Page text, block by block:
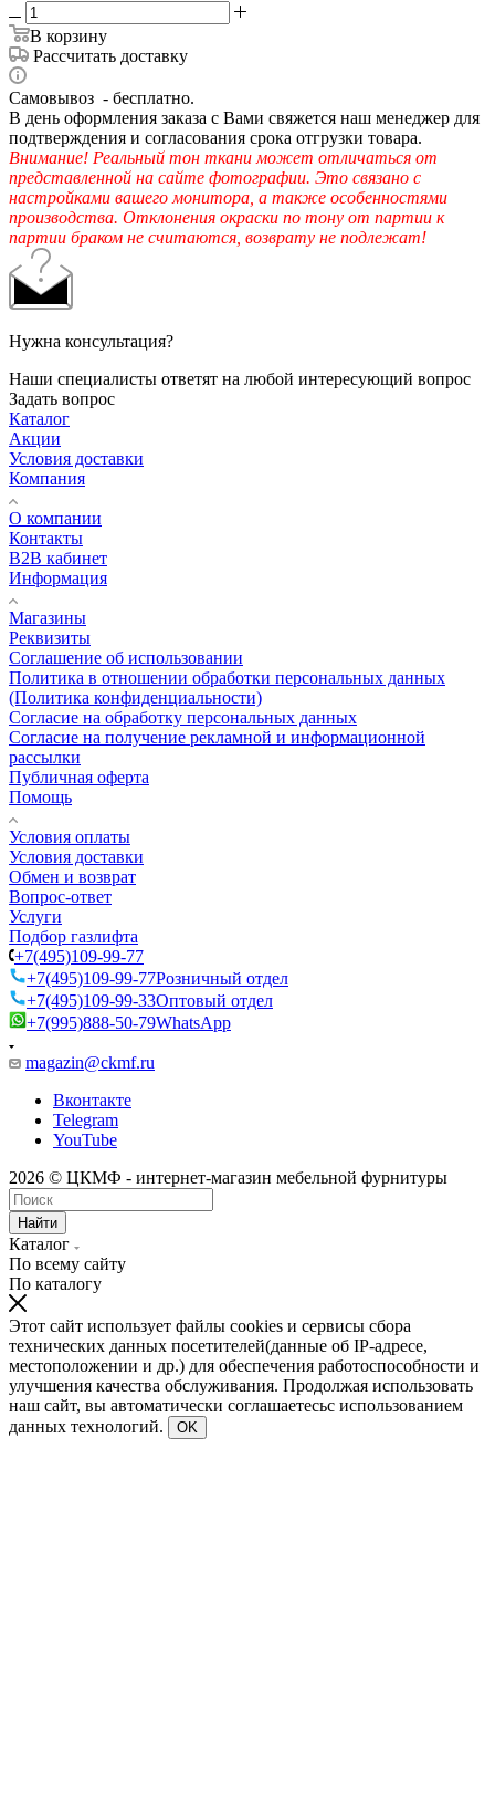
В корзину
Рассчитать доставку
Самовывоз - бесплатно.
В день оформления заказа с Вами свяжется наш менеджер для
подтверждения и согласования срока отгрузки товара.
Внимание! Реальный тон ткани может отличаться от
представленной на сайте фотографии. Это связано с
настройками вашего монитора, а также особенностями
производства. Отклонения окраски по тону от партии к
партии браком не считаются, возврату не подлежат!
Нужна консультация?
Наши специалисты ответят на любой интересующий вопрос
Задать вопрос
Каталог
Акции
Условия доставки
Компания
О компании
Контакты
B2B кабинет
Информация
Магазины
Реквизиты
Соглашение об использовании
Политика в отношении обработки персональных данных
(Политика конфиденциальности)
Согласие на обработку персональных данных
Согласие на получение рекламной и информационной
рассылки
Публичная оферта
Помощь
Условия оплаты
Условия доставки
Обмен и возврат
Вопрос-ответ
Услуги
Подбор газлифта
+7(495)109-99-77
+7(495)109-99-77Розничный отдел
+7(495)109-99-33Оптовый отдел
+7(995)888-50-79WhatsApp
magazin@ckmf.ru
Вконтакте
Telegram
YouTube
2026 © ЦКМФ - интернет-магазин мебельной фурнитуры
Найти
Каталог
По всему сайту
По каталогу
Этот сайт использует файлы cookies и сервисы сбора
технических данных посетителей(данные об IP-адресе,
местоположении и др.) для обеспечения работоспособности и
улучшения качества обслуживания. Продолжая использовать
наш сайт, вы автоматически соглашаетесьс использованием
данных технологий.
OK